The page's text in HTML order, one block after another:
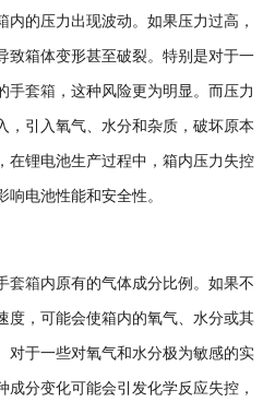
内的压力出现波动。如果压力过高，
致箱体变形甚至破裂。特别是对于一
手套箱，这种风险更为明显。而压力
，引入氧气、水分和杂质，破坏原本
在锂电池生产过程中，箱内压力失控
电池性能和安全性。
套箱内原有的气体成分比例。如果不
度，可能会使箱内的氧气、水分或其
对于一些对氧气和水分极为敏感的实
分变化可能会引发化学反应失控，